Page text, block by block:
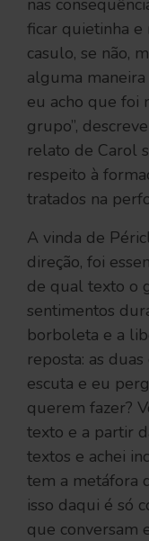
nas
ficar quietinha e
casulo, se não,
alguma
eu acho que foi
grupo”,
relato de Carol
respeito à
tratados na
A vinda de
direção, foi
de qual texto o
sentimentos
borboleta e a
reposta: as
escuta e eu
querem fazer?
texto e a partir
textos e achei
tem a metáfora
isso daqui é só
que conversam